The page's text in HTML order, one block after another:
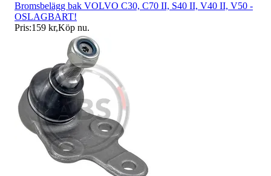
Bromsbelägg bak VOLVO C30, C70 II, S40 II, V40 II, V50 -
OSLAGBART!
Pris:159 kr,Köp nu.